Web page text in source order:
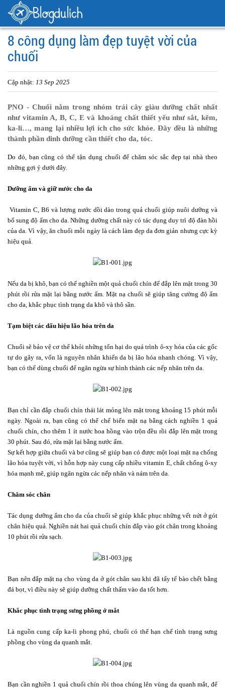
8 công dụng làm đẹp tuyệt vời của
chuối
Cập nhật: 13 Sep 2025
PNO - Chuối nằm trong nhóm trái cây giàu dưỡng chất nhất
như vitamin A, B, C, E và khoáng chất thiết yếu như sắt, kẽm,
ka-li…, mang lại nhiều lợi ích cho sức khỏe. Đây đều là những
thành phần dinh dưỡng cần thiết cho da, tóc.
Do đó, bạn cũng có thể tận dụng chuối để chăm sóc sắc đẹp tại nhà theo
những gợi ý dưới đây.
Dưỡng ẩm và giữ nước cho da
Vitamin C, B6 và lượng nước dồi dào trong quả chuối giúp nuôi dưỡng và
bổ sung độ ẩm cho da. Những dưỡng chất này có tác dụng duy trì độ đàn hồi
của da. Vì vậy, ăn chuối mỗi ngày là cách làm đẹp da đơn giản nhưng cực kỳ
hiệu quả.
Nếu da bị khô, bạn có thể nghiền một quả chuối chín để đắp lên mặt trong 30
phút rồi rửa mặt lại bằng nước ấm. Mặt nạ chuối sẽ giúp tăng cường độ ẩm
cho da, khắc phục tình trạng da khô và thô sần.
Tạm biệt các dấu hiệu lão hóa trên da
Chuối sẽ bảo vệ cơ thể khỏi những tổn hại do quá trình ô-xy hóa của các gốc
tự do gây ra, vốn là nguyên nhân khiến da bị lão hóa nhanh chóng. Vì vậy,
bạn có thể dùng chuối để ngăn ngừa sự hình thành các nếp nhăn trên da.
Bạn chỉ cần đắp chuối chín thái lát mỏng lên mặt trong khoảng 15 phút mỗi
ngày. Ngoài ra, bạn cũng có thể chế biến mặt nạ bằng cách nghiền 1 quả
chuối chín, cho thêm 1 ít nước hoa hồng vào trộn đều rồi đắp lên mặt trong
30 phút. Sau đó, rửa mặt lại bằng nước ấm.
Sự kết hợp giữa chuối và bơ cũng sẽ giúp bạn có được một loại mặt nạ chống
lão hóa tuyệt vời, vì hỗn hợp này cung cấp nhiều vitamin E, chất chống ô-xy
hóa mạnh mẽ, giúp ngăn ngừa các nếp nhăn và nám trên da.
Chăm sóc chân
Tác dụng dưỡng ẩm cho da của chuối sẽ giúp khắc phục những vết nứt ở gót
chân hiệu quả. Nghiền nát hai quả chuối chín đắp vào gót chân trong khoảng
10 phút rồi rửa sạch.
Bạn nên đắp mặt nạ cho vùng da ở gót chân sau khi đã tẩy tế bào chết bằng
đá bọt, vì điều này sẽ giúp dưỡng chất thấm vào da tốt hơn.
Khắc phục tình trạng sưng phồng ở mắt
Là nguồn cung cấp ka-li phong phú, chuối có thể hạn chế tình trạng sưng
phồng cho vùng da quanh mắt.
Bạn cần nghiền 1 quả chuối chín rồi thoa chúng lên vùng da quanh mắt, để